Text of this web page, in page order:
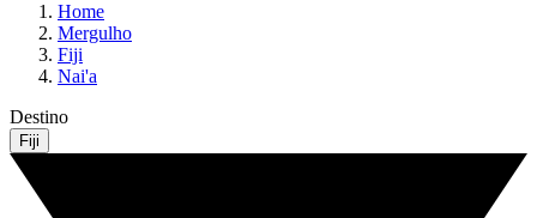
Home
Mergulho
Fiji
Nai'a
Destino
Fiji